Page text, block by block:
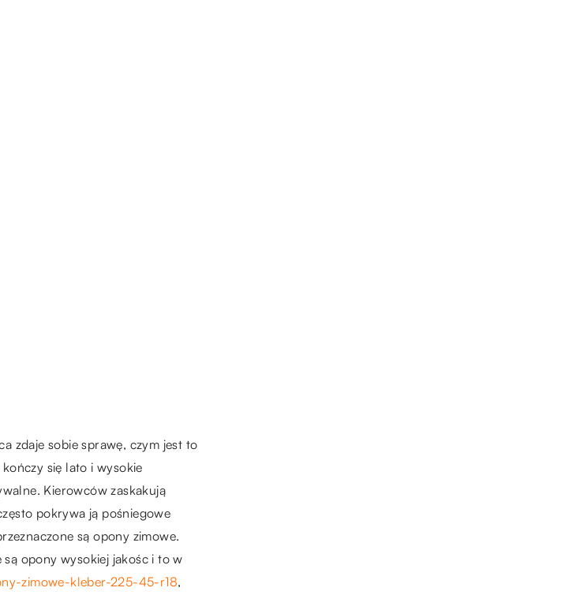
zdaje sobie sprawę, czym jest to
się lato i wysokie
Kierowców zaskakują
pokrywa ją pośniegowe
są opony zimowe.
opony wysokiej jakośc i to w
zimowe-kleber-225-45-r18,